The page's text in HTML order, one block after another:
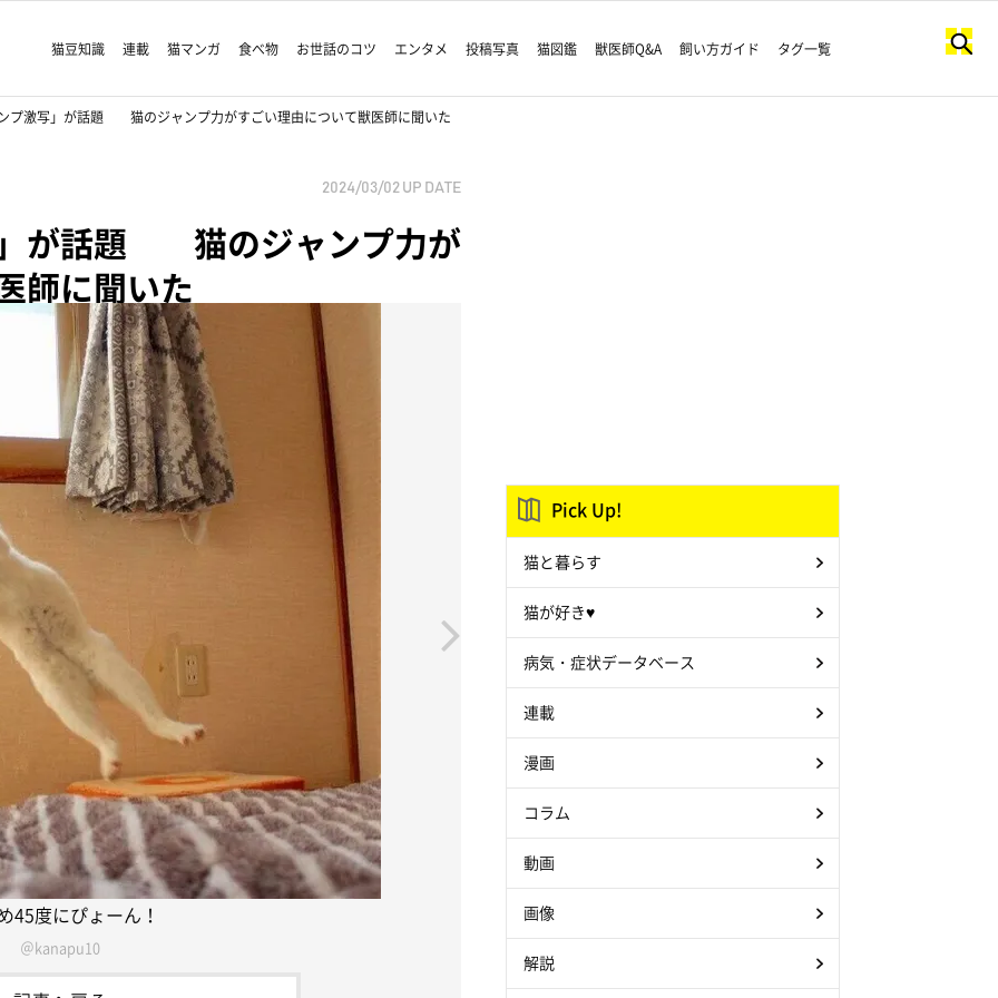
猫豆知識 連載 猫マンガ 食べ物 お世話のコツ エンタメ 投稿写真 猫図鑑 獣医師Q&A 飼い方ガイド タグ一覧
プ激写」が話題 猫のジャンプ力がすごい理由について獣医師に聞いた
2024/03/02 UP DATE
」が話題 猫のジャンプ力が
師に聞いた
45度にぴょーん！
＠kanapu10
Pick Up!
猫と暮らす
猫が好き♥
病気・症状データベース
連載
漫画
コラム
動画
画像
解説